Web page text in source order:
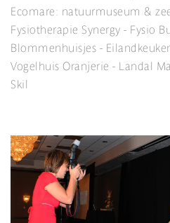
Ecomare: natuurmuseum &
Fysiotherapie Synergy - Fysio
Blommenhuisjes -
Vogelhuis Oranjerie - Landal
Skil